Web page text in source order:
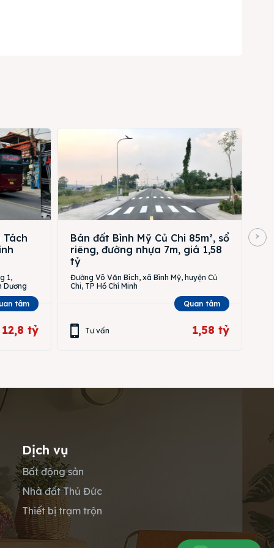
Tách
1,
Dương
tâm
12,8 tỷ
Bán đất Bình Mỹ Củ Chi 85m², sổ
riêng, đường nhựa 7m, giá 1,58
tỷ
Đường Võ Văn Bích, xã Bình Mỹ, huyện Củ
Chi, TP Hồ Chí Minh
Quan tâm
Tư vấn 1,58 tỷ
Dịch vụ
Bất động sản
Nhà đất Thủ Đức
Thiết bị trạm trộn